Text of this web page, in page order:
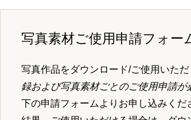
写真素材ご使用申請フォー
写真作品をダウンロード/ご使用いただ
録および写真素材ごとのご使用申請が
下の申請フォームよりお申し込みくだ